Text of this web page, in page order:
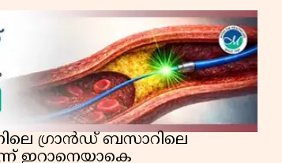
ഗ്രാൻഡ് ബസാറിലെ
ഇറാനെയാകെ